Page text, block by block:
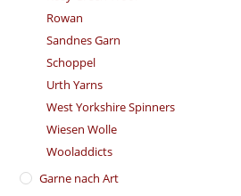
Rowan
Sandnes Garn
Schoppel
Urth Yarns
West Yorkshire Spinners
Wiesen Wolle
Wooladdicts
Garne nach Art